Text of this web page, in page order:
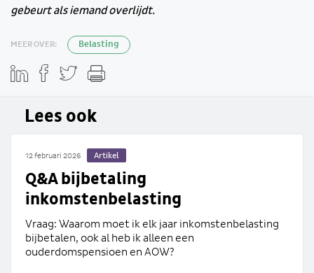
gebeurt als iemand overlijdt.
MEER OVER: Belasting
Lees ook
12 februari 2026 Artikel
Q&A bijbetaling
inkomstenbelasting
Vraag: Waarom moet ik elk jaar inkomstenbelasting
bijbetalen, ook al heb ik alleen een
ouderdomspensioen en AOW?